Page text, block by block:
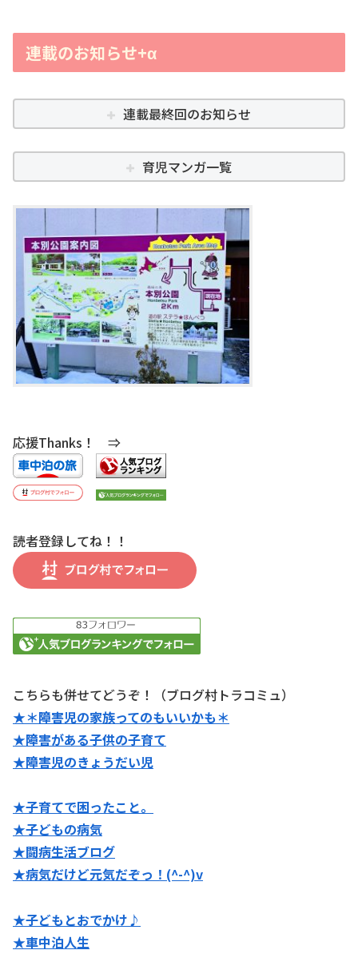
連載のお知らせ+α
連載最終回のお知らせ
育児マンガ一覧
応援Thanks！ ⇒
読者登録してね！！
こちらも併せてどうぞ！（ブログ村トラコミュ）
★＊障害児の家族ってのもいいかも＊
★障害がある子供の子育て
★障害児のきょうだい児
★子育てで困ったこと。
★子どもの病気
★闘病生活ブログ
★病気だけど元気だぞっ！(^-^)v
★子どもとおでかけ♪
★車中泊人生